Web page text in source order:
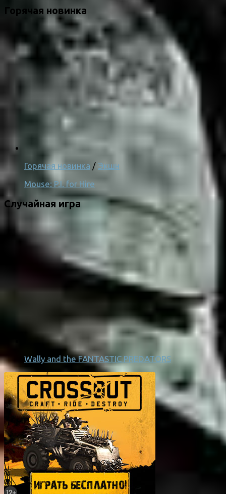
Горячая новинка
Горячая новинка / Экшн
Mouse: P.I. for Hire
Случайная игра
Wally and the FANTASTIC PREDATORS